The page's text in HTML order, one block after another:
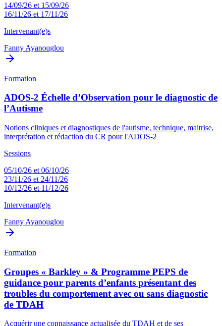
14/09/26 et 15/09/26
16/11/26 et 17/11/26
Intervenant(e)s
Fanny Ayanouglou
Formation
ADOS-2 Échelle d’Observation pour le diagnostic de
l’Autisme
Notions cliniques et diagnostiques de l'autisme, technique, maitrise,
interprétation et rédaction du CR pour l'ADOS-2
Sessions
05/10/26 et 06/10/26
23/11/26 et 24/11/26
10/12/26 et 11/12/26
Intervenant(e)s
Fanny Ayanouglou
Formation
Groupes « Barkley » & Programme PEPS de
guidance pour parents d’enfants présentant des
troubles du comportement avec ou sans diagnostic
de TDAH
Acquérir une connaissance actualisée du TDAH et de ses